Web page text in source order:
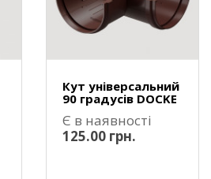
Кут універсальний
90 градусів DOCKE
Є в наявності
125.00 грн.